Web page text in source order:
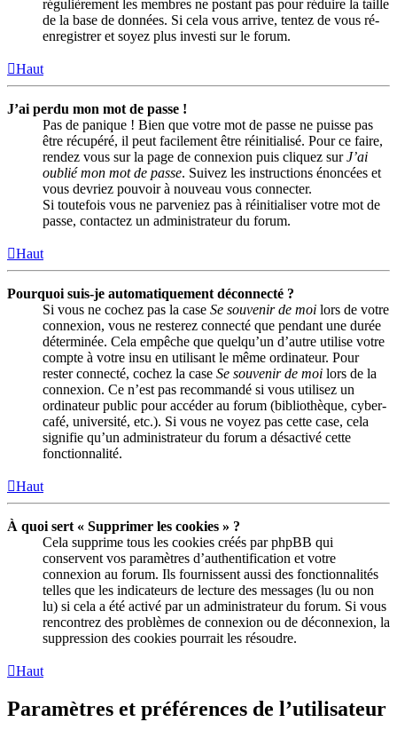
régulièrement les membres ne postant pas pour réduire la taille
de la base de données. Si cela vous arrive, tentez de vous ré-
enregistrer et soyez plus investi sur le forum.
Haut
J’ai perdu mon mot de passe !
Pas de panique ! Bien que votre mot de passe ne puisse pas
être récupéré, il peut facilement être réinitialisé. Pour ce faire,
rendez vous sur la page de connexion puis cliquez surJ’ai
oublié mon mot de passe. Suivez les instructions énoncées et
vous devriez pouvoir à nouveau vous connecter.
Si toutefois vous ne parveniez pas à réinitialiser votre mot de
passe, contactez un administrateur du forum.
Haut
Pourquoi suis-je automatiquement déconnecté ?
Si vous ne cochez pas la case Se souvenir de moi lors de votre
connexion, vous ne resterez connecté que pendant une durée
déterminée. Cela empêche que quelqu’un d’autre utilise votre
compte à votre insu en utilisant le même ordinateur. Pour
rester connecté, cochez la case Se souvenir de moi lors de la
connexion. Ce n’est pas recommandé si vous utilisez un
ordinateur public pour accéder au forum (bibliothèque, cyber-
café, université, etc.). Si vous ne voyez pas cette case, cela
signifie qu’un administrateur du forum a désactivé cette
fonctionnalité.
Haut
À quoi sert « Supprimer les cookies » ?
Cela supprime tous les cookies créés par phpBB qui
conservent vos paramètres d’authentification et votre
connexion au forum. Ils fournissent aussi des fonctionnalités
telles que les indicateurs de lecture des messages (lu ou non
lu) si cela a été activé par un administrateur du forum. Si vous
rencontrez des problèmes de connexion ou de déconnexion, la
suppression des cookies pourrait les résoudre.
Haut
Paramètres et préférences de l’utilisateur